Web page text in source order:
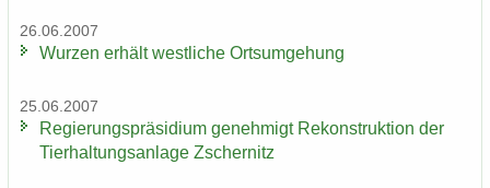
26.06.2007
Wur­zen er­hält west­li­che Orts­um­ge­hung
25.06.2007
Re­gie­rungs­prä­si­di­um ge­neh­migt Re­kon­struk­ti­on der
Tier­hal­tungs­an­la­ge Zscher­nitz